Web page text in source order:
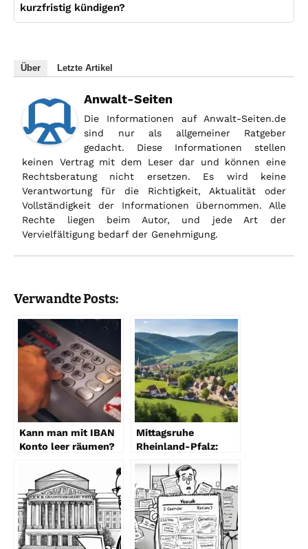
kurzfristig kündigen?
Über Letzte Artikel
Anwalt-Seiten
Die Informationen auf Anwalt-Seiten.de
sind nur als allgemeiner Ratgeber
gedacht. Diese Informationen stellen
keinen Vertrag mit dem Leser dar und können eine
Rechtsberatung nicht ersetzen. Es wird keine
Verantwortung für die Richtigkeit, Aktualität oder
Vollständigkeit der Informationen übernommen. Alle
Rechte liegen beim Autor, und jede Art der
Vervielfältigung bedarf der Genehmigung.
Verwandte Posts:
Kann man mit IBAN
Konto leer räumen?
Sicherheit Ihrer
Bankdaten
Mittagsruhe
Rheinland-Pfalz: